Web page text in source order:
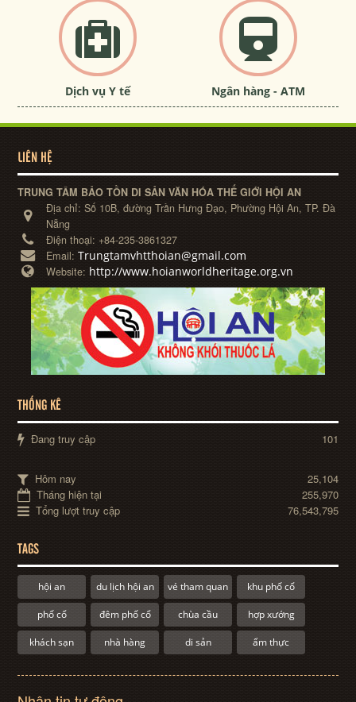
Dịch vụ Y tế Ngân hàng - ATM
LIÊN HỆ
TRUNG TÂM BẢO TỒN DI SẢN VĂN HÓA THẾ GIỚI HỘI AN
Địa chỉ:Số 10B, đường Trần Hưng Đạo, Phường Hội An, TP. Đà
Nẵng
Điện thoại: +84-235-3861327
Email:Trungtamvhtthoian@gmail.com
Website: http://www.hoianworldheritage.org.vn
THỐNG KÊ
Đang truy cập 101
Hôm nay
25,104
Tháng hiện tại
255,970
Tổng lượt truy cập
76,543,795
TAGS
hội an du lịch hội an vé tham quan khu phố cổ
phố cổ đêm phố cổ chùa cầu hợp xướng
khách sạn nhà hàng di sản ẩm thực